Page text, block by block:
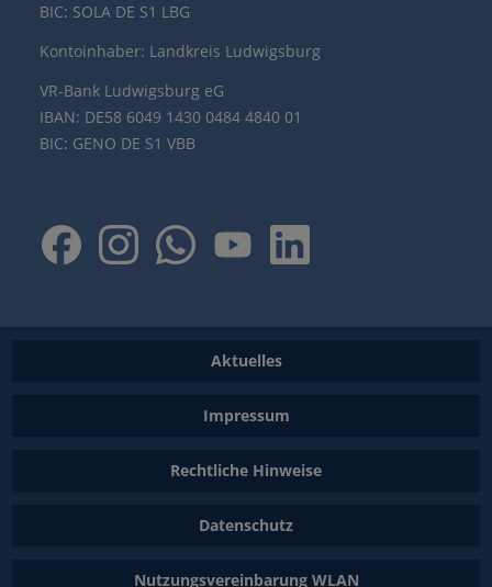
BIC: SOLA DE S1 LBG
Kontoinhaber: Landkreis Ludwigsburg
VR-Bank Ludwigsburg eG
IBAN: DE58 6049 1430 0484 4840 01
BIC: GENO DE S1 VBB
Aktuelles
Impressum
Rechtliche Hinweise
Datenschutz
Nutzungsvereinbarung WLAN